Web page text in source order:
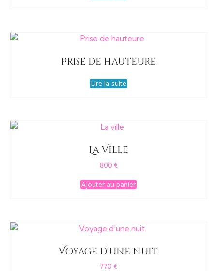
Prise de hauteure
Lire la suite
La Ville
800 €
Ajouter au panier
Voyage d’une nuit.
770 €